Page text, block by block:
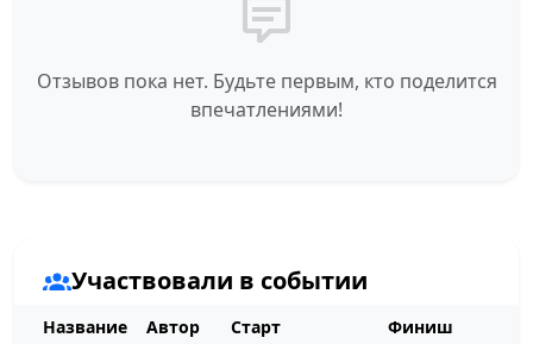
Отзывов пока нет. Будьте первым, кто поделится
впечатлениями!
Участвовали в событии
Название Автор Старт
Финиш